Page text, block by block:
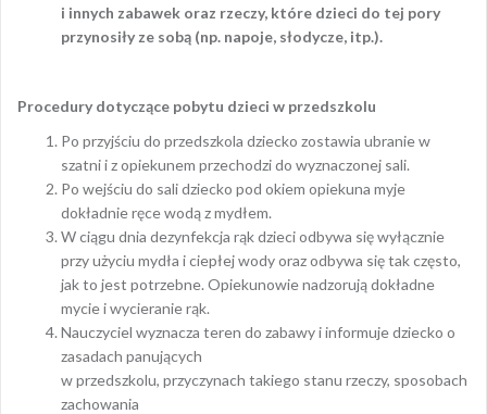
i innych zabawek oraz rzeczy, które dzieci do tej pory
przynosiły ze sobą (np. napoje, słodycze, itp.).
Procedury dotyczące pobytu dzieci w przedszkolu
Po przyjściu do przedszkola dziecko zostawia ubranie w
szatni i z opiekunem przechodzi do wyznaczonej sali.
Po wejściu do sali dziecko pod okiem opiekuna myje
dokładnie ręce wodą z mydłem.
W ciągu dnia dezynfekcja rąk dzieci odbywa się wyłącznie
przy użyciu mydła i ciepłej wody oraz odbywa się tak często,
jak to jest potrzebne. Opiekunowie nadzorują dokładne
mycie i wycieranie rąk.
Nauczyciel wyznacza teren do zabawy i informuje dziecko o
zasadach panujących
w przedszkolu, przyczynach takiego stanu rzeczy, sposobach
zachowania